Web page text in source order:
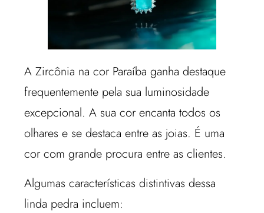
A Zircônia na cor Paraíba ganha destaque
frequentemente pela sua luminosidade
excepcional. A sua cor encanta todos os
olhares e se destaca entre as joias. É uma
cor com grande procura entre as clientes.
Algumas características distintivas dessa
linda pedra incluem: